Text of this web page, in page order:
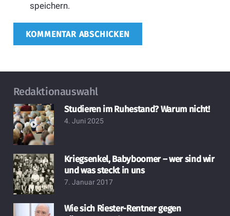
speichern.
KOMMENTAR ABSCHICKEN
Redaktionauswahl
Studieren im Ruhestand? Warum nicht!
4. Juni 2025
Kriegsenkel, Babyboomer – wer sind wir
und was steckt in uns
7. Januar 2017
Wie sich Riester-Rentner gegen